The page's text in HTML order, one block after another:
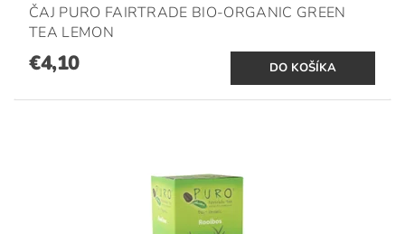
ČAJ PURO FAIRTRADE BIO-ORGANIC GREEN
TEA LEMON
€4,10